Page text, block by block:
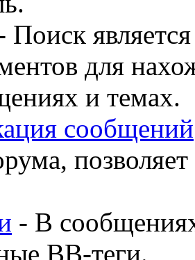
Поиск
для
и темах.
сообщений
- В
BB-теги.